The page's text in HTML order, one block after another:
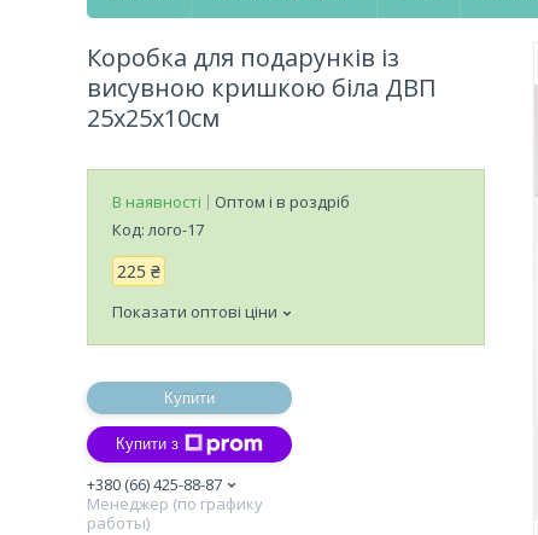
Коробка для подарунків із
висувною кришкою біла ДВП
25х25х10см
В наявності
Оптом і в роздріб
Код:лого-17
225 ₴
Показати оптові ціни
Купити
Купити з
+380 (66) 425-88-87
Менеджер (по графику
работы)